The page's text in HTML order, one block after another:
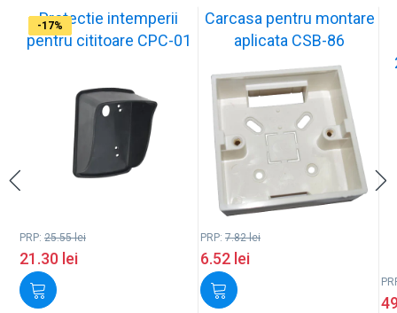
-17%
Protectie intemperii
pentru cititoare CPC-01
PRP: 25.55lei
21.30 lei
-17%
Carcasa pentru montare
aplicata CSB-86
PRP: 7.82lei
6.52 lei
-17%
-17%
-17%
-17%
-17%
-17%
-17%
-17%